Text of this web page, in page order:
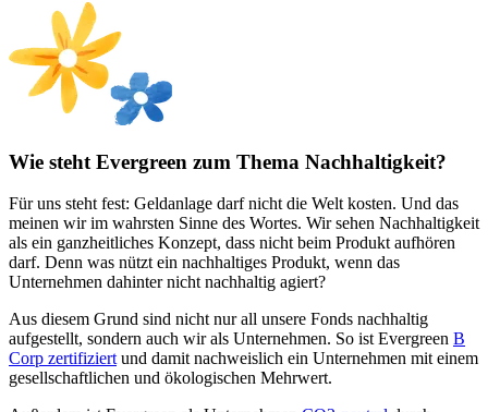
Wie steht Evergreen zum Thema Nachhaltigkeit?
Für uns steht fest: Geldanlage darf nicht die Welt kosten. Und das
meinen wir im wahrsten Sinne des Wortes. Wir sehen Nachhaltigkeit
als ein ganzheitliches Konzept, dass nicht beim Produkt aufhören
darf. Denn was nützt ein nachhaltiges Produkt, wenn das
Unternehmen dahinter nicht nachhaltig agiert?
Aus diesem Grund sind nicht nur all unsere Fonds nachhaltig
aufgestellt, sondern auch wir als Unternehmen. So ist Evergreen B
Corp zertifiziert und damit nachweislich ein Unternehmen mit einem
gesellschaftlichen und ökologischen Mehrwert.